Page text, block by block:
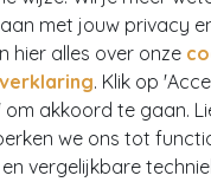
met jouw privacy
hier alles over onze
. Klik op
om akkoord te gaan.
we ons tot
vergelijkbare